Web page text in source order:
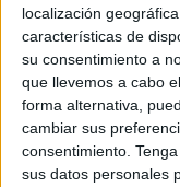
localización
características de
su consentimiento a
que llevemos a cabo
forma alternativa,
cambiar sus
consentimiento.
sus datos personales
El Contexto
realmente
Lo primero que se
en el espacio para